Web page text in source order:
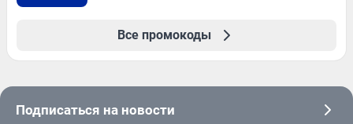
Все промокоды